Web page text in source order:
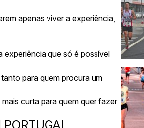
apenas viver a experiência,
experiência que só é possível
para quem procura um
curta para quem quer fazer
PORTUGAL